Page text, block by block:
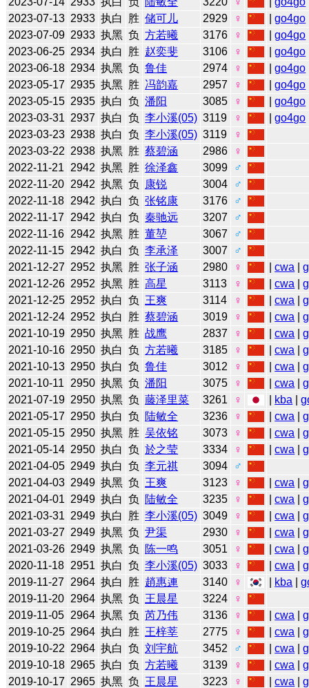
2023-07-13 2933 执白 胜 储可儿 2929 ♀ |go4go
2023-07-09 2933 执黑 负 方若曦 3176 ♀ |go4go
2023-06-25 2934 执白 胜 赵奕斐 3106 ♀ |go4go
2023-06-18 2934 执黑 负 鲁佳 2974 ♀ |go4go
2023-05-17 2935 执黑 胜 冯韵嘉 2957 ♀ |go4go
2023-05-15 2935 执白 负 潘阳 3085 ♀ |go4go
2023-03-31 2937 执白 负 李小溪(05) 3119 ♀ |go4go
2023-03-23 2938 执白 负 李小溪(05) 3119
♀
2023-03-22 2938 执黑 胜 蔡碧涵 2986
♀
2022-11-21
2942 执黑 胜 徐泽鑫 3099
♂
2022-11-20 2942 执黑 负 康锐 3004
♂
2022-11-18 2942 执白 负 张铭康 3176
♂
2022-11-17
2942 执白 负 秦驰远 3207
♂
2022-11-16 2942 执黑 胜 董堃 3067
♂
2022-11-15 2942 执白 负 李承泽 3007
♂
2021-12-27 2952 执黑 胜 张子涵 2980 ♀ |cwa |
2021-12-26 2952 执黑 胜 高星 3113 ♀ |cwa |
2021-12-25 2952 执白 负 王爽 3114 ♀ |cwa |
2021-12-24 2952 执白 胜 蔡碧涵 3019 ♀ |cwa |
2021-10-19 2950 执黑 胜 战鹰 2837 ♀ |cwa |
2021-10-16 2950 执白 负 方若曦 3185 ♀ |cwa |
2021-10-13 2950 执白 负 鲁佳 3012 ♀ |cwa |
2021-10-11
2950 执黑 负 潘阳 3075 ♀ |cwa |
2021-07-19 2950 执黑 负 藤泽里菜 3261 ♀ kba |
2021-05-17 2950 执白 负 陆敏全 3236 ♀ |cwa |
2021-05-15 2950 执黑 胜 吴依铭 3073 ♀ |cwa |
2021-05-14 2950 执白 负 於之莹 3334 ♀ |cwa |
2021-04-05 2949 执白 负 李元祺 3094
♂
2021-04-03 2949 执黑 负 王爽 3123 ♀ |cwa |
2021-04-01 2949 执白 负 陆敏全 3235 ♀ |cwa |
2021-03-31 2949 执白 胜 李小溪(05) 3049 ♀ |cwa |
2021-03-27 2949 执黑 负 尹渠 2930 ♀ |cwa |
2021-03-26 2949 执黑 负 陈一鸣 3051 ♀ |cwa |
2020-11-18 2951 执白 负 李小溪(05) 3033 ♀ |cwa |
2019-11-27
2964 执白 胜 趙惠連 3140 ♀ kba |
2019-11-20 2964 执黑 负 王晨星 3224
♀
2019-11-05 2964 执黑 负 芮乃伟 3136 ♀ |cwa |
2019-10-25 2964 执白 胜 王梓莘 2775 ♀ |cwa |
2019-10-22 2964 执白 负 刘宇航 3452 ♂ |cwa |
2019-10-18 2965 执白 负 方若曦 3139 ♀ |cwa |
2019-10-17 2965 执黑 负 王晨星 3223 ♀ |cwa |